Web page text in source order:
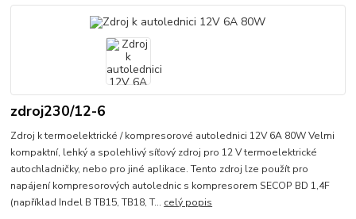
zdroj230/12-6
Zdroj k termoelektrické / kompresorové autolednici 12V 6A 80W Velmi
kompaktní, lehký a spolehlivý síťový zdroj pro 12 V termoelektrické
autochladničky, nebo pro jiné aplikace. Tento zdroj lze použít pro
napájení kompresorových autolednic s kompresorem SECOP BD 1,4F
(například Indel B TB15, TB18, T... celý popis